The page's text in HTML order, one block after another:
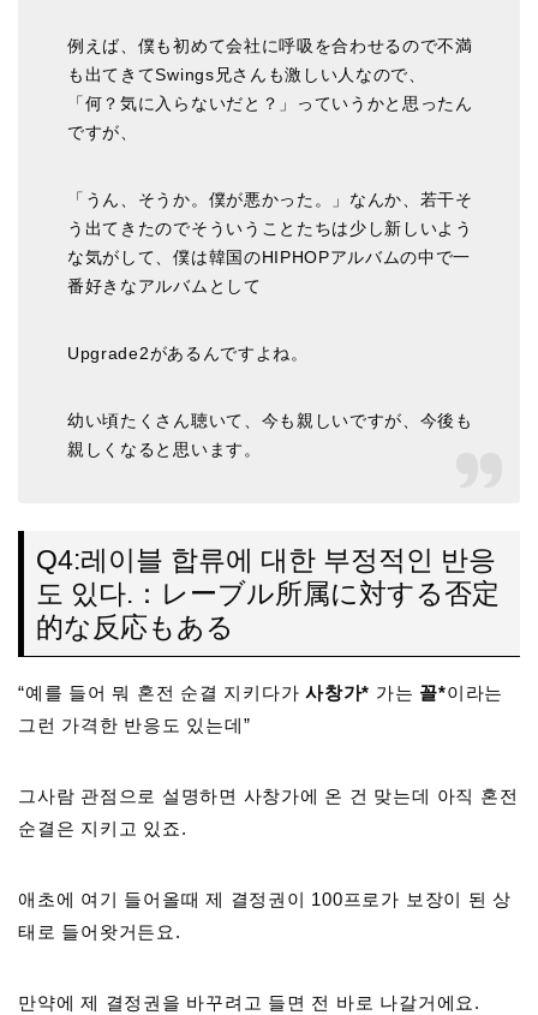
例えば、僕も初めて会社に呼吸を合わせるので不満
も出てきてSwings兄さんも激しい人なので、
「何？気に入らないだと？」っていうかと思ったん
ですが、
「うん、そうか。僕が悪かった。」なんか、若干そ
う出てきたのでそういうことたちは少し新しいよう
な気がして、僕は韓国のHIPHOPアルバムの中で一
番好きなアルバムとして
Upgrade2があるんですよね。
幼い頃たくさん聴いて、今も親しいですが、今後も
親しくなると思います。
Q4:레이블 합류에 대한 부정적인 반응
도 있다.：レーブル所属に対する否定
的な反応もある
“예를 들어 뭐 혼전 순결 지키다가사창가* 가는 꼴*이라는
그런 가격한 반응도 있는데”
그사람 관점으로 설명하면 사창가에 온 건 맞는데 아직 혼전
순결은 지키고 있죠.
애초에 여기 들어올때 제 결정권이 100프로가 보장이 된 상
태로 들어왓거든요.
만약에 제 결정권을 바꾸려고 들면 전 바로 나갈거에요.